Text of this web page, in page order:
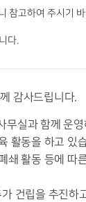
참고하여 주시기
다.
감사드립니다.
실과 함께 운
활동을 하고 있
쇄 활동 등에
건립을 추진하